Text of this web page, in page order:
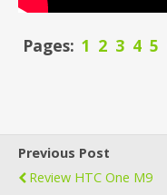
Pages: 1 2 3 4 5
Previous Post
Review HTC One M9